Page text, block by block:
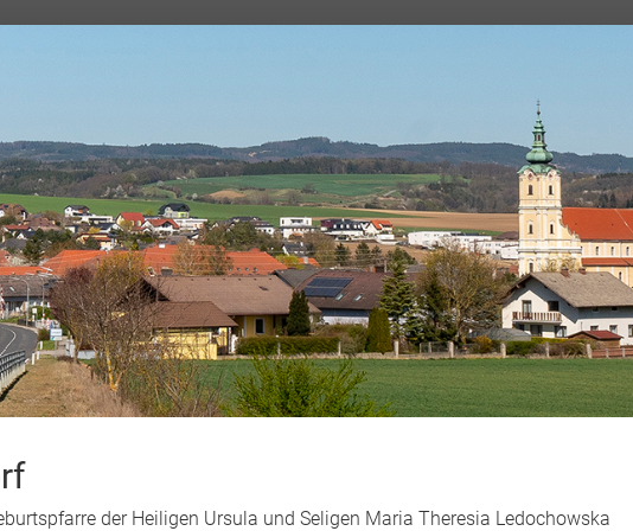
der Heiligen Ursula und Seligen Maria Theresia Ledochowska